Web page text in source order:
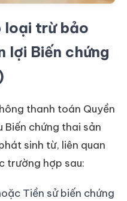
loại trừ bảo
lợi Biến chứng
thanh toán Quyền
Biến chứng thai sản
sinh từ, liên quan
trường hợp sau:
Tiền sử biến chứng